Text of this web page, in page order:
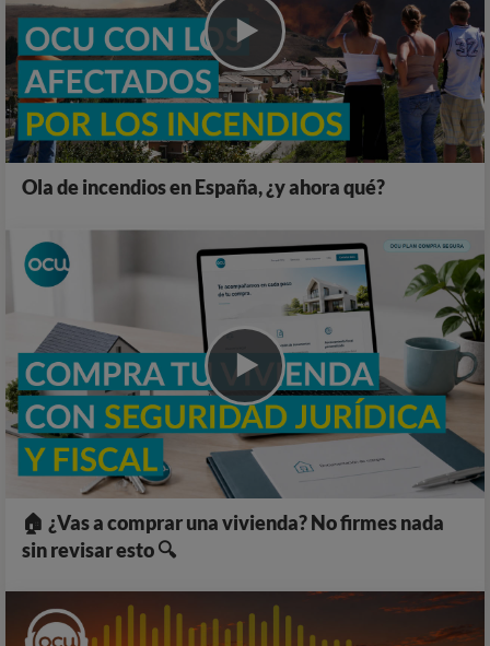
Ola de incendios en España, ¿y ahora qué?
🏠 ¿Vas a comprar una vivienda? No firmes nada
sin revisar esto 🔍